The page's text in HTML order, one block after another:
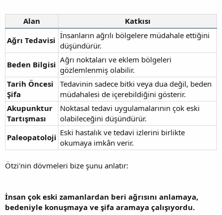
Alan
Katkısı
Ağrı Tedavisi İnsanların ağrılı bölgelere müdahale ettiğini
düşündürür.
Beden Bilgisi Ağrı noktaları ve eklem bölgeleri
gözlemlenmiş olabilir.
Tarih Öncesi
Şifa
Tedavinin sadece bitki veya dua değil, beden
müdahalesi de içerebildiğini gösterir.
Akupunktur
Tartışması
Noktasal tedavi uygulamalarının çok eski
olabileceğini düşündürür.
Paleopatoloji Eski hastalık ve tedavi izlerini birlikte
okumaya imkân verir.
Ötzi'nin dövmeleri bize şunu anlatır:
İnsan çok eski zamanlardan beri ağrısını anlamaya,
bedeniyle konuşmaya ve şifa aramaya çalışıyordu.